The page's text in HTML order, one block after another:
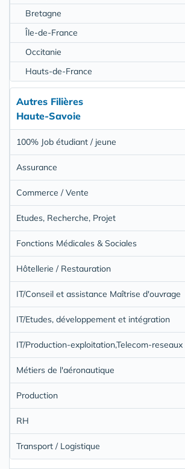
Bretagne
Île-de-France
Occitanie
Hauts-de-France
Autres Filières
Haute-Savoie
100% Job étudiant / jeune
Assurance
Commerce / Vente
Etudes, Recherche, Projet
Fonctions Médicales & Sociales
Hôtellerie / Restauration
IT/Conseil et assistance Maîtrise d'ouvrage
IT/Etudes, développement et intégration
IT/Production-exploitation,Telecom-reseaux
Métiers de l'aéronautique
Production
RH
Transport / Logistique